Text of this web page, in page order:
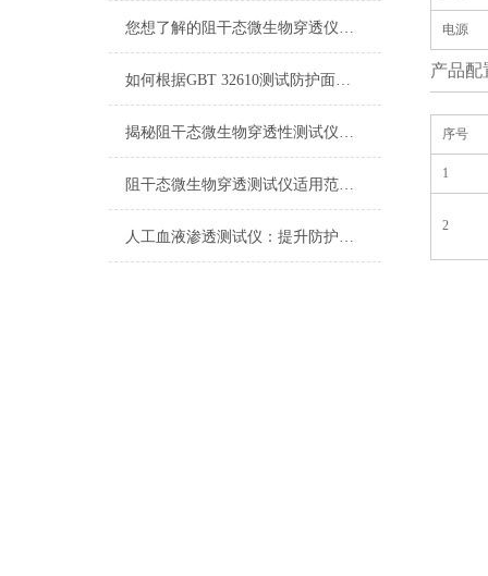
您想了解的阻干态微生物穿透仪都在这里了
如何根据GBT 32610测试防护面罩的抗呼吸性能
揭秘阻干态微生物穿透性测试仪的设计原理
阻干态微生物穿透测试仪适用范围有哪些
人工血液渗透测试仪：提升防护装备安全性的智能化利器
电源
产品配
序号
1
2